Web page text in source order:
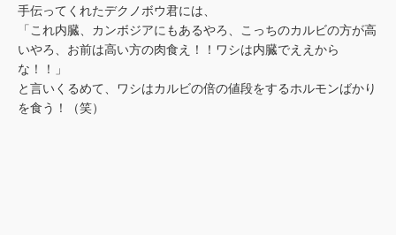
手伝ってくれたデクノボウ君には、
「これ内臓、カンボジアにもあるやろ、こっちのカルビの方が高
いやろ、お前は高い方の肉食え！！ワシは内臓でええから
な！！」
と言いくるめて、ワシはカルビの倍の値段をするホルモンばかり
を食う！（笑）